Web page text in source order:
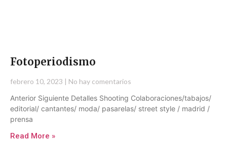
Fotoperiodismo
febrero 10, 2023
No hay comentarios
Anterior Siguiente Detalles Shooting Colaboraciones/tabajos/
editorial/ cantantes/ moda/ pasarelas/ street style / madrid /
prensa
Read More »